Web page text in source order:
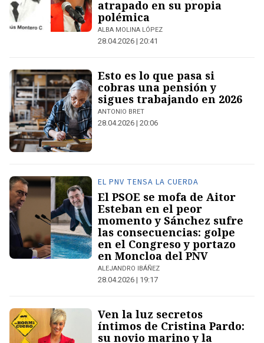
atrapado en su propia
polémica
ALBA MOLINA LÓPEZ
28.04.2026 | 20:41
Esto es lo que pasa si
cobras una pensión y
sigues trabajando en 2026
ANTONIO BRET
28.04.2026 | 20:06
EL PNV TENSA LA CUERDA
El PSOE se mofa de Aitor
Esteban en el peor
momento y Sánchez sufre
las consecuencias: golpe
en el Congreso y portazo
en Moncloa del PNV
ALEJANDRO IBÁÑEZ
28.04.2026 | 19:17
Ven la luz secretos
íntimos de Cristina Pardo:
su novio marino y la